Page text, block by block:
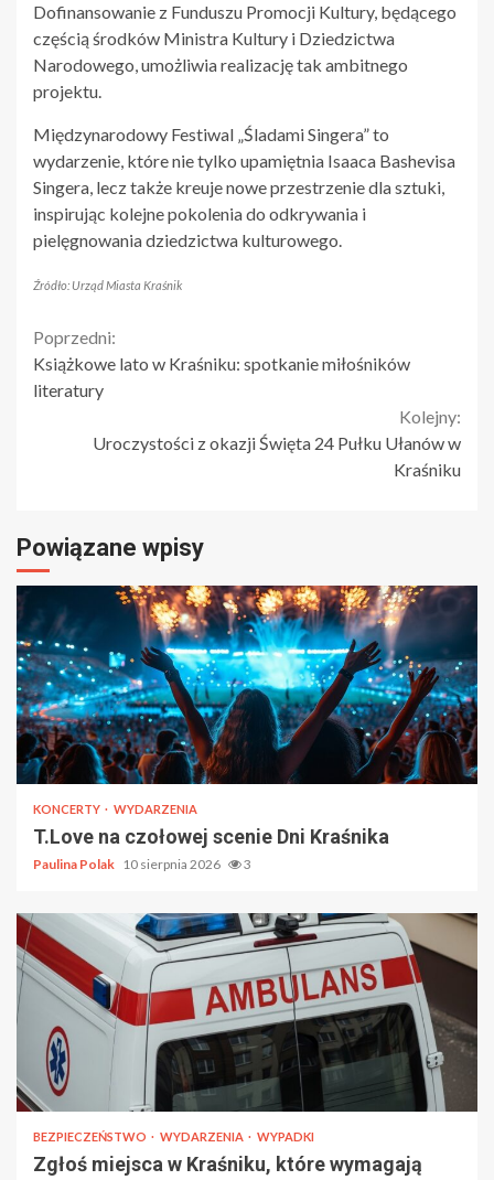
Dofinansowanie z Funduszu Promocji Kultury, będącego
częścią środków Ministra Kultury i Dziedzictwa
Narodowego, umożliwia realizację tak ambitnego
projektu.
Międzynarodowy Festiwal „Śladami Singera” to
wydarzenie, które nie tylko upamiętnia Isaaca Bashevisa
Singera, lecz także kreuje nowe przestrzenie dla sztuki,
inspirując kolejne pokolenia do odkrywania i
pielęgnowania dziedzictwa kulturowego.
Źródło: Urząd Miasta Kraśnik
Continue
Reading
Poprzedni:
Książkowe lato w Kraśniku: spotkanie miłośników
literatury
Kolejny:
Uroczystości z okazji Święta 24 Pułku Ułanów w
Kraśniku
Powiązane wpisy
KONCERTY WYDARZENIA
T.Love na czołowej scenie Dni Kraśnika
Paulina Polak 10 sierpnia 2026 3
BEZPIECZEŃSTWO WYDARZENIA WYPADKI
Zgłoś miejsca w Kraśniku, które wymagają